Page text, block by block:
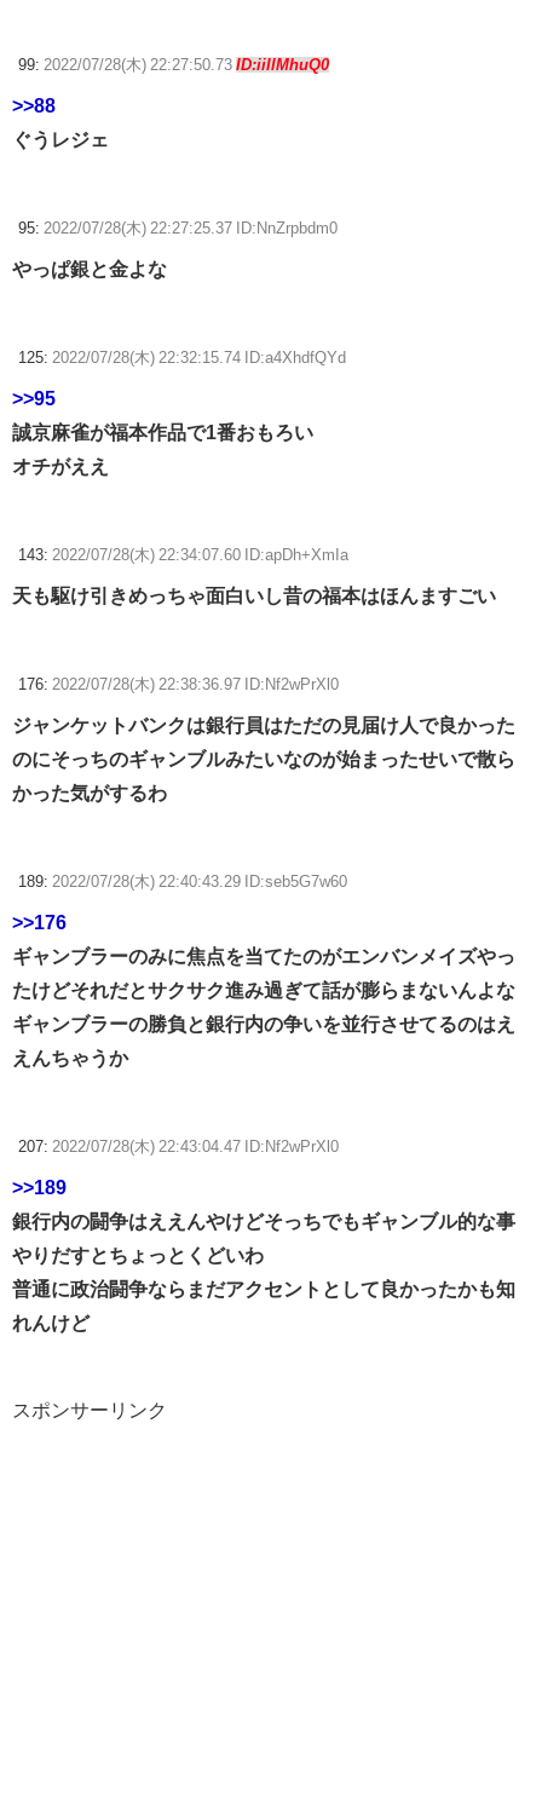
99: 2022/07/28(木) 22:27:50.73 ID:iiIlMhuQ0
>>88
ぐうレジェ
95: 2022/07/28(木) 22:27:25.37 ID:NnZrpbdm0
やっぱ銀と金よな
125: 2022/07/28(木) 22:32:15.74 ID:a4XhdfQYd
>>95
誠京麻雀が福本作品で1番おもろい
オチがええ
143: 2022/07/28(木) 22:34:07.60 ID:apDh+XmIa
天も駆け引きめっちゃ面白いし昔の福本はほんますごい
176: 2022/07/28(木) 22:38:36.97 ID:Nf2wPrXl0
ジャンケットバンクは銀行員はただの見届け人で良かった
のにそっちのギャンブルみたいなのが始まったせいで散ら
かった気がするわ
189: 2022/07/28(木) 22:40:43.29 ID:seb5G7w60
>>176
ギャンブラーのみに焦点を当てたのがエンバンメイズやっ
たけどそれだとサクサク進み過ぎて話が膨らまないんよな
ギャンブラーの勝負と銀行内の争いを並行させてるのはえ
えんちゃうか
207: 2022/07/28(木) 22:43:04.47 ID:Nf2wPrXl0
>>189
銀行内の闘争はええんやけどそっちでもギャンブル的な事
やりだすとちょっとくどいわ
普通に政治闘争ならまだアクセントとして良かったかも知
れんけど
スポンサーリンク